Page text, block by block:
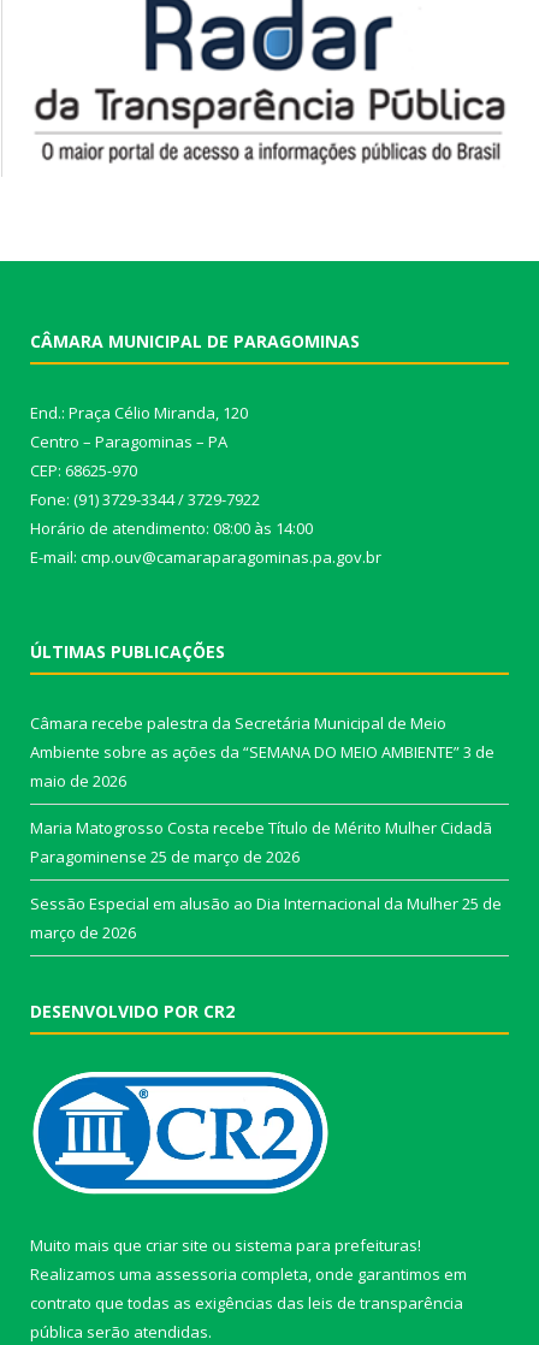
CÂMARA MUNICIPAL DE PARAGOMINAS
End.: Praça Célio Miranda, 120
Centro – Paragominas – PA
CEP: 68625-970
Fone: (91) 3729-3344 / 3729-7922
Horário de atendimento: 08:00 às 14:00
E-mail: cmp.ouv@camaraparagominas.pa.gov.br
ÚLTIMAS PUBLICAÇÕES
Câmara recebe palestra da Secretária Municipal de Meio
Ambiente sobre as ações da “SEMANA DO MEIO AMBIENTE”3 de
maio de 2026
Maria Matogrosso Costa recebe Título de Mérito Mulher Cidadã
Paragominense 25 de março de 2026
Sessão Especial em alusão ao Dia Internacional da Mulher25 de
março de 2026
DESENVOLVIDO POR CR2
Muito mais que criar site ou sistema para prefeituras!
Realizamos uma assessoria completa, onde garantimos em
contrato que todas as exigências das leis de transparência
pública serão atendidas.